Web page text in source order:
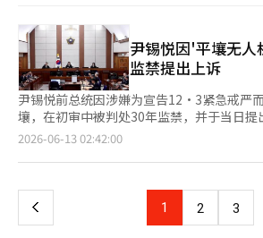
深度交织。朝鲜问题也不仅仅是军事问题，
和民族等多重因素的复杂交织。 中国古典
云：“大国者下流。”这意味着强国越是强
容的姿态维护秩序。这一观点对当今的美中
刻的启示。 《论语》中有云：“君子和而不
和。”这句古老的智慧强调了即使体制和意
共存与和谐。 佛教《法句经》也提到：“怨
唯有以慈悲来化解。”数千年前的教诲在今
事同盟与霸权竞争中，再次提醒我们人类文
的时候，进行对话的必要性更为突出。仅靠
盟和战略竞争，无法永远解决朝鲜半岛的未
对朝鲜问题的讨论，或许再次确认了这一现
得英国政府今年以来针对俄罗斯个人、企业
至500余项。 英国政府表示，此次制裁的目的是“在多方面削弱俄
罗斯的乌克兰侵略能力”。 此次制裁对象包括20余艘油轮和液化
天然气（LNG）船只，特别是首次将与俄罗
目相关的LNG运输船列入制裁名单。 德国梅尔茨总理向特朗普赠
送‘47号’球衣，寻求恢复关系 ​​​​​​​德国总理
美国总统唐纳德·特朗普赠送了德国国家足
面，并赠送了这件球衣作为特朗普的八十岁
特朗普的姓氏和代表美国第47任总统的号码‘47’。
政府还在特朗普的生日之际向白宫递交了梅
超越政治和意识形态，走访冲突与对立的现
方在东欧民主化进程中发挥了重要作用，并
解与对话，展现了道德权威。当然，现实并
时期，虽然曾讨论教皇访朝，但未能实现。
会谈，朝鲜方面也传达了邀请意向，但最终
关系比当时更加紧张。除非朝鲜主动邀请，
是困难的。有兴植枢机主教曾表示“访朝与
反映了这一现实。然而，仍然没有理由放弃
基础上运作，但历史有时也会因象征而开辟
弃。李总统在与教皇国务卿的会谈中引用
开”的圣经句子。教皇方回应称“不仅需要
朝鲜半岛的和平同样如此，既需要耐心，也
个地方选举委员会进行搜查，涉及公职选举
务侵占及背信等嫌疑。 因此，地方选举委员会的相关工作人员将
被传唤调查，随后将对包括尹主席在内的高
韩国队在首战中击败捷克 由洪明甫教练执教的韩国足球代表队在
北中美世界杯小组赛A组首场比赛中以2-1战胜捷克。
世界杯小组赛首场比赛中取得的第四场胜利
胜。 因此，韩国队在小组中排名第二，晋级32强的可能性增加。
尹锡悦对平壤无人机事件判决提出上诉 因平壤无人机事件等问
题，尹锡悦前总统在一审中被判处30年监禁
上诉书，表示不服对其一般叛国、滥用职权等
前，首尔中央地方法院刑事合议36部（李正
尹锡悦因'平壤无
监禁提出上诉
尹锡悦前总统因涉嫌为宣告12·3紧急戒严
壤，在初审中被判处30年监禁，并于当日提
息，尹前总统的辩护团队当天向法院提交了
右，指示将无人机渗透至朝鲜平壤，以利
外，他还被指控滥用对军人的职务命令权。
合议36部（李正燿法官）当天认定尹前总统
2026-06-13 02:42:00
上
页
1 2 3